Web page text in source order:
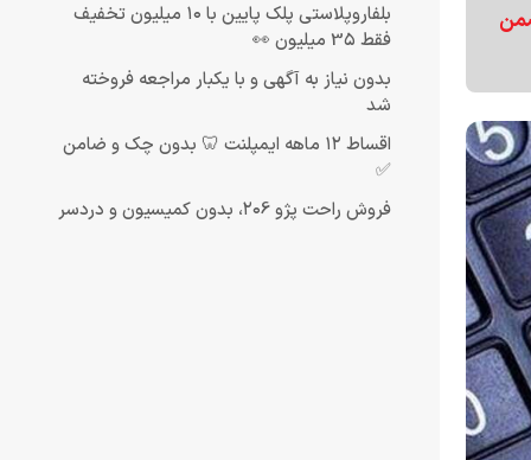
بلفاروپلاستی پلک پایین با ۱۰ میلیون تخفیف
فقط 3۵ میلیون 👀
بدون نیاز به آگهی و با یکبار مراجعه فروخته
شد
اقساط ۱۲ ماهه ایمپلنت 🦷 بدون چک و ضامن
✅
فروش راحت پژو ۲۰6، بدون کمیسیون و دردسر